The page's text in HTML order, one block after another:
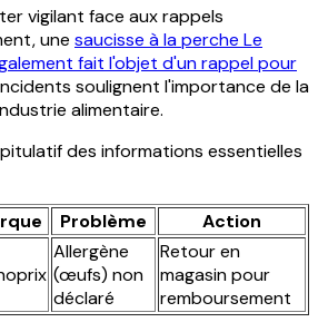
vigilant face aux rappels
une saucisse à la perche Le
fait l'objet d'un rappel pour
soulignent l'importance de la
alimentaire.
des informations essentielles
Problème
Action
Allergène
(œufs) non
déclaré
Retour en
magasin pour
remboursement